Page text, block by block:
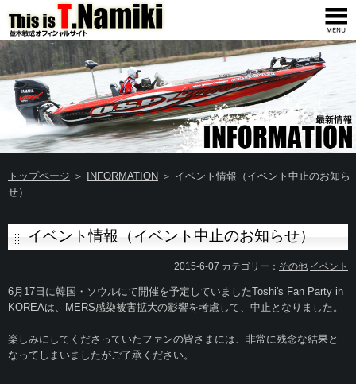
トップページ ＞ INFORMATION ＞ イベント情報（イベント中止のお知ら
せ）
イベント情報（イベント中止のお知らせ）
2015-6-07 カテゴリー： その他 イベント
6月17日に韓国・ソウルにて開催を予定していましたToshi's Fan Party in
KOREAは、MERS感染被害拡大の影響を考慮して、中止となりました。
楽しみにしてくださっていたファンの皆さまには、非常に残念な結果と
なってしまいましたがご了承ください。